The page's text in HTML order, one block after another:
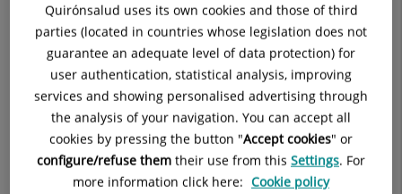
escarrega el document de Voluntats
anticipade s
Quirónsalud uses its own cookies and those of third
parties (located in countries whose legislation does not
guarantee an adequate level of data protection) for
user authentication, statistical analysis, improving
services and showing personalised advertising through
the analysis of your navigation. You can accept all
cookies by pressing the button "Accept cookies" or
configure/refuse them their use from this Settings. For
more information click here: Cookie policy